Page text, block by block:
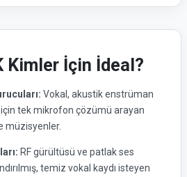
Kimler İçin İdeal?
Vokal, akustik enstrüman
için tek mikrofon çözümü arayan
müzisyenler.
RF gürültüsü ve patlak ses
temiz vokal kaydı isteyen